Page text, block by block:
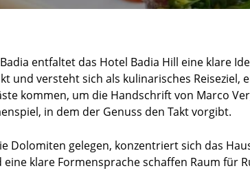
entfaltet das Hotel Badia Hill eine klare
und versteht sich als kulinarisches Reiseziel,
kommen, um die Handschrift von Marco
in dem der Genuss den Takt vorgibt.
Dolomiten gelegen, konzentriert sich das
klare Formensprache schaffen Raum für